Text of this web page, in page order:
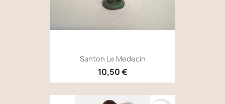
Santon Le Medecin
10,50 €